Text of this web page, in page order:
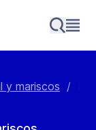
y mariscos /